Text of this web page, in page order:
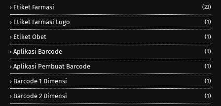
Etiket Farmasi (23)
Etiket Farmasi Logo (1)
Etiket Obet (1)
Aplikasi Barcode (1)
Aplikasi Pembuat Barcode (1)
Barcode 1 Dimensi (1)
Barcode 2 Dimensi (1)